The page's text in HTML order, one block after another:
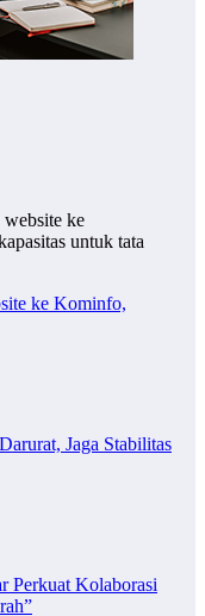
ke
untuk tata
ke Kominfo,
Jaga Stabilitas
Perkuat Kolaborasi